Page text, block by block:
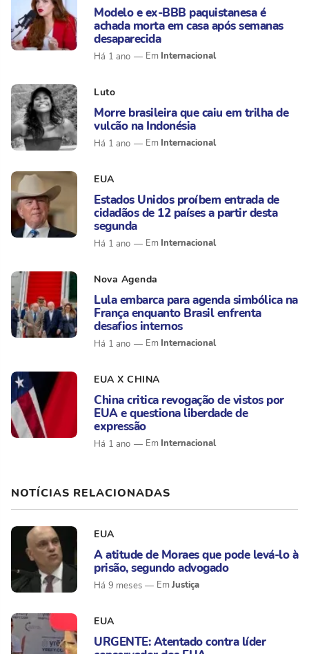
Modelo e ex-BBB paquistanesa é
achada morta em casa após semanas
desaparecida
Há 1 ano Internacional
Luto
Morre brasileira que caiu em trilha de
vulcão na Indonésia
Há 1 ano Internacional
EUA
Estados Unidos proíbem entrada de
cidadãos de 12 países a partir desta
segunda
Há 1 ano Internacional
Nova Agenda
Lula embarca para agenda simbólica na
França enquanto Brasil enfrenta
desafios internos
Há 1 ano Internacional
EUA X CHINA
China critica revogação de vistos por
EUA e questiona liberdade de
expressão
Há 1 ano Internacional
NOTÍCIAS RELACIONADAS
EUA
A atitude de Moraes que pode levá-lo à
prisão, segundo advogado
Há 9 meses Justiça
EUA
URGENTE: Atentado contra líder